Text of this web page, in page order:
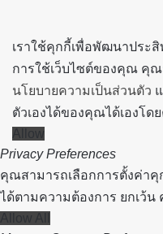
เราใช้คุกกี้เพื่อพัฒนาประ
การใช้เว็บไซต์ของคุณ คุ
นโยบายความเป็นส่วนตัว
ตัวเองได้ของคุณได้เองโด
Allow
Privacy Preferences
คุณสามารถเลือกการตั้งค่าคุ
ได้ตามความต้องการ ยกเว้น
Allow All